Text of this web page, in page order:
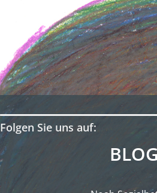
Folgen Sie uns auf:
BLOG